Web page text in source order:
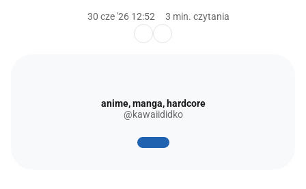
30 cze '26 12:52 3 min. czytania
anime, manga, hardcore
@kawaiididko